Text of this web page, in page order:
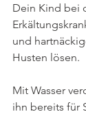
Dein Kind bei
und
Husten lösen.
Mit Wasser
ihn bereits für